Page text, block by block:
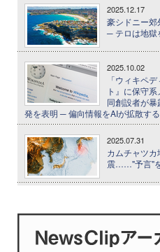
2025.12.17
豪シドニー
─ テロは地獄
2025.10.02
「ウィキペ
ト』に保守
同創設者が
発を表明 ─ 偏向情報をAIが拡散す
2025.07.31
カムチャツ
震……"予言"